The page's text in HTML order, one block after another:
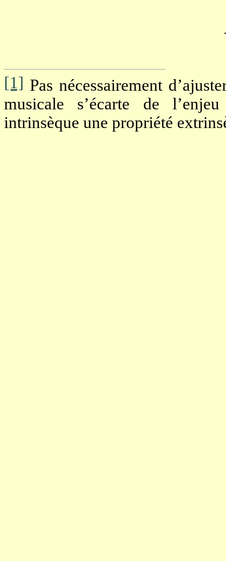
[1] Pas nécessairement
musicale s’écarte de
intrinsèque une propriété